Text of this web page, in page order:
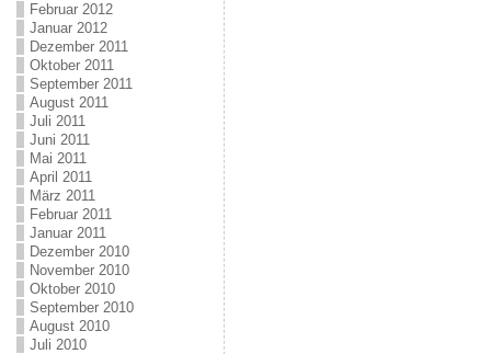
Februar 2012
Januar 2012
Dezember 2011
Oktober 2011
September 2011
August 2011
Juli 2011
Juni 2011
Mai 2011
April 2011
März 2011
Februar 2011
Januar 2011
Dezember 2010
November 2010
Oktober 2010
September 2010
August 2010
Juli 2010